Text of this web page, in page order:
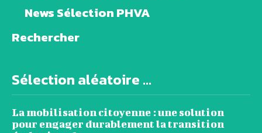
News Sélection PHVA
Rechercher
Sélection aléatoire ...
La mobilisation citoyenne : une solution
pour engager durablement la transition